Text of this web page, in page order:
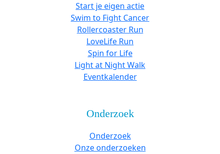
Start je eigen actie
Swim to Fight Cancer
Rollercoaster Run
LoveLife Run
Spin for Life
Light at Night Walk
Eventkalender
Onderzoek
Onderzoek
Onze onderzoeken